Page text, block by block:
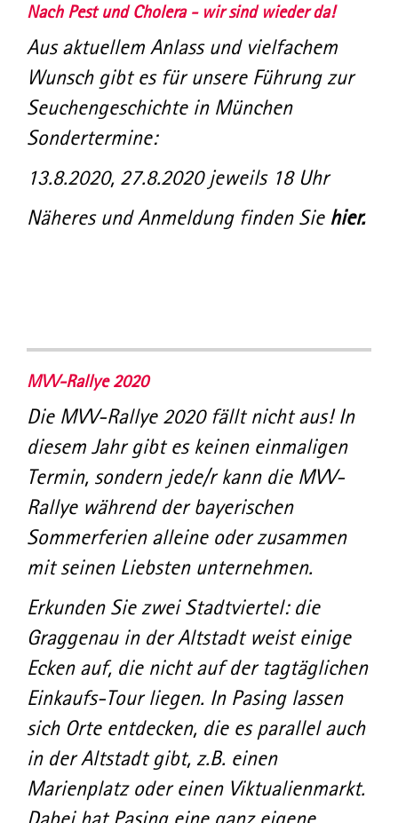
Nach Pest und Cholera - wir sind wieder da!
Aus aktuellem Anlass und vielfachem
Wunsch gibt es für unsere Führung zur
Seuchengeschichte in München
Sondertermine:
13.8.2020, 27.8.2020 jeweils 18 Uhr
Näheres und Anmeldung finden Sie hier.
MVV-Rallye 2020
Die MVV-Rallye 2020 fällt nicht aus! In
diesem Jahr gibt es keinen einmaligen
Termin, sondern jede/r kann die MVV-
Rallye während der bayerischen
Sommerferien alleine oder zusammen
mit seinen Liebsten unternehmen.
Erkunden Sie zwei Stadtviertel: die
Graggenau in der Altstadt weist einige
Ecken auf, die nicht auf der tagtäglichen
Einkaufs-Tour liegen. In Pasing lassen
sich Orte entdecken, die es parallel auch
in der Altstadt gibt, z.B. einen
Marienplatz oder einen Viktualienmarkt.
Dabei hat Pasing eine ganz eigene